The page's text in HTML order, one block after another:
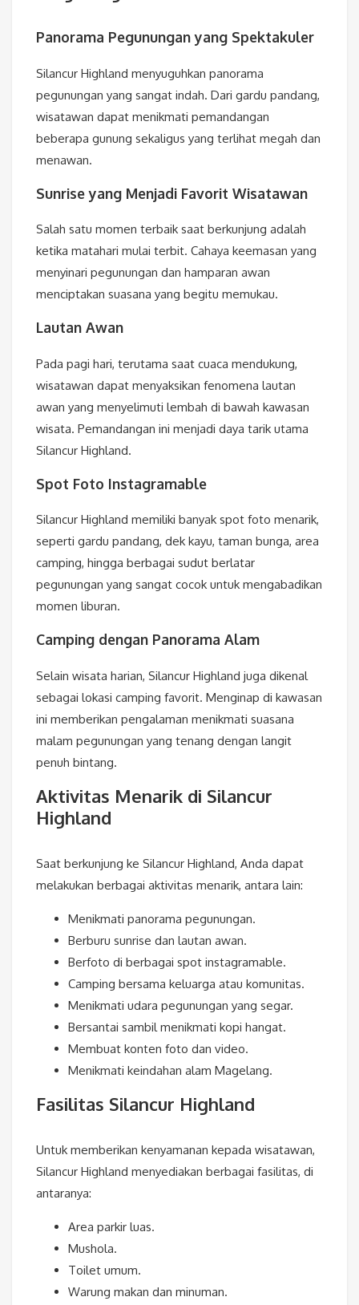
Panorama Pegunungan yang Spektakuler
Silancur Highland menyuguhkan panorama
pegunungan yang sangat indah. Dari gardu pandang,
wisatawan dapat menikmati pemandangan
beberapa gunung sekaligus yang terlihat megah dan
menawan.
Sunrise yang Menjadi Favorit Wisatawan
Salah satu momen terbaik saat berkunjung adalah
ketika matahari mulai terbit. Cahaya keemasan yang
menyinari pegunungan dan hamparan awan
menciptakan suasana yang begitu memukau.
Lautan Awan
Pada pagi hari, terutama saat cuaca mendukung,
wisatawan dapat menyaksikan fenomena lautan
awan yang menyelimuti lembah di bawah kawasan
wisata. Pemandangan ini menjadi daya tarik utama
Silancur Highland.
Spot Foto Instagramable
Silancur Highland memiliki banyak spot foto menarik,
seperti gardu pandang, dek kayu, taman bunga, area
camping, hingga berbagai sudut berlatar
pegunungan yang sangat cocok untuk mengabadikan
momen liburan.
Camping dengan Panorama Alam
Selain wisata harian, Silancur Highland juga dikenal
sebagai lokasi camping favorit. Menginap di kawasan
ini memberikan pengalaman menikmati suasana
malam pegunungan yang tenang dengan langit
penuh bintang.
Aktivitas Menarik di Silancur
Highland
Saat berkunjung ke Silancur Highland, Anda dapat
melakukan berbagai aktivitas menarik, antara lain:
Menikmati panorama pegunungan.
Berburu sunrise dan lautan awan.
Berfoto di berbagai spot instagramable.
Camping bersama keluarga atau komunitas.
Menikmati udara pegunungan yang segar.
Bersantai sambil menikmati kopi hangat.
Membuat konten foto dan video.
Menikmati keindahan alam Magelang.
Fasilitas Silancur Highland
Untuk memberikan kenyamanan kepada wisatawan,
Silancur Highland menyediakan berbagai fasilitas, di
antaranya:
Area parkir luas.
Mushola.
Toilet umum.
Warung makan dan minuman.